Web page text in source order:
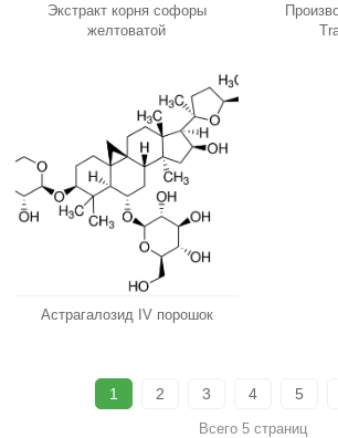
Экстракт корня софоры
желтоватой
Астрагалозид IV порошок
1 2 3 4 5
Всего 5 страниц